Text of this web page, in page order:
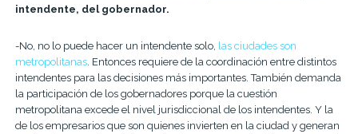
intendente, del gobernador.
-No, no lo puede hacer un intendente solo,
las ciudades son
metropolitanas. Entonces requiere de la coordinación entre distintos
intendentes para las decisiones más importantes. También demanda
la participación de los gobernadores porque la cuestión
metropolitana excede el nivel jurisdiccional de los intendentes. Y la
de los empresarios que son quienes invierten en la ciudad y generan